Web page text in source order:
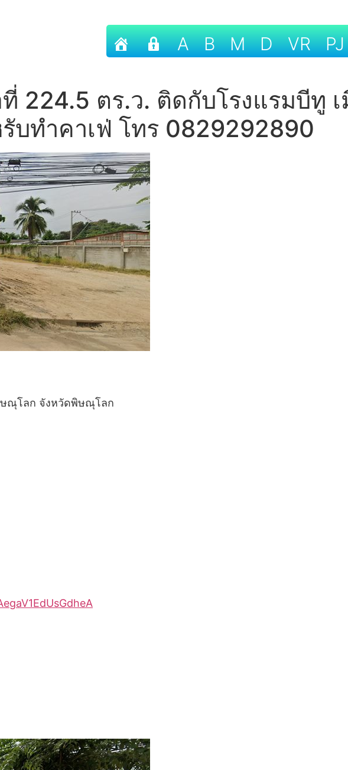
A B M D VR PJ
224.5 ตร.ว. ติดกับโรงแรมบีทู เ
บทำคาเฟ่ โทร 0829292890
ษณุโลก จังหวัดพิษณุโลก